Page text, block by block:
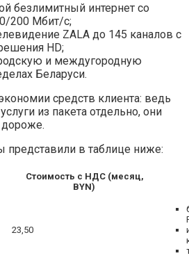
безлимитный интернет со
200 Мбит/с;
ZALA до 145 каналов с
HD;
и междугородную
Беларуси.
средств клиента: ведь
из пакета отдельно, они
дороже.
в таблице ниже:
Стоимость с НДС (месяц,
BYN)
23,50